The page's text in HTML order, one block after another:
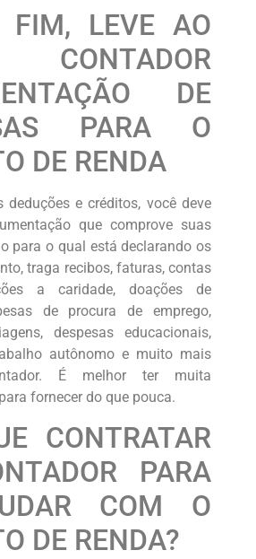
FIM, LEVE AO
DE
PARA O
DE RENDA
deduções e créditos, você deve
que comprove suas
para o qual está declarando os
traga recibos, faturas, contas
a caridade, doações de
de procura de emprego,
despesas educacionais,
autônomo e muito mais
É melhor ter muita
fornecer do que pouca.
CONTRATAR
PARA
COM O
DE RENDA?